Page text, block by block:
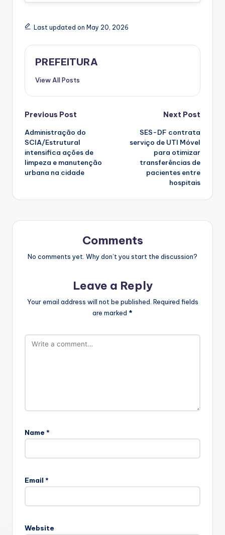
Last updated on May 20, 2026
PREFEITURA
View All Posts
Post
navigation
Previous Post
Administração do
SCIA/Estrutural
intensifica ações de
limpeza e manutenção
urbana na cidade
Next Post
SES-DF contrata
serviço de UTI Móvel
para otimizar
transferências de
pacientes entre
hospitais
Comments
No comments yet. Why don’t you start the discussion?
Leave a Reply
Your email address will not be published. Required fields
are marked *
Name *
Email *
Website